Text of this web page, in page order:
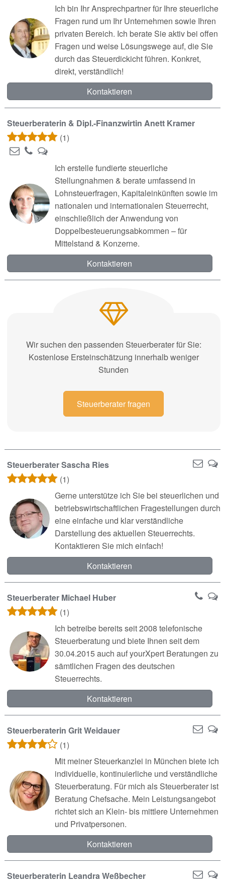
Ich bin Ihr Ansprechpartner für Ihre steuerliche
Fragen rund um Ihr Unternehmen sowie Ihren
privaten Bereich. Ich berate Sie aktiv bei offen
Fragen und weise Lösungswege auf, die Sie
durch das Steuerdickicht führen. Konkret,
direkt, verständlich!
Kontaktieren
Steuerberaterin & Dipl.-Finanzwirtin Anett Kramer
(1)
Ich erstelle fundierte steuerliche
Stellungnahmen & berate umfassend in
Lohnsteuerfragen, Kapitaleinkünften sowie im
nationalen und internationalen Steuerrecht,
einschließlich der Anwendung von
Doppelbesteuerungsabkommen – für
Mittelstand & Konzerne.
Kontaktieren
Wir suchen den passenden Steuerberater für Sie:
Kostenlose Ersteinschätzung innerhalb weniger
Stunden
Steuerberater fragen
Steuerberater Sascha Ries
(1)
Gerne unterstütze ich Sie bei steuerlichen und
betriebswirtschaftlichen Fragestellungen durch
eine einfache und klar verständliche
Darstellung des aktuellen Steuerrechts.
Kontaktieren Sie mich einfach!
Kontaktieren
Steuerberater Michael Huber
(1)
Ich betreibe bereits seit 2008 telefonische
Steuerberatung und biete Ihnen seit dem
30.04.2015 auch auf yourXpert Beratungen zu
sämtlichen Fragen des deutschen
Steuerrechts.
Kontaktieren
Steuerberaterin Grit Weidauer
(1)
Mit meiner Steuerkanzlei in München biete ich
individuelle, kontinuierliche und verständliche
Steuerberatung. Für mich als Steuerberater ist
Beratung Chefsache. Mein Leistungsangebot
richtet sich an Klein- bis mittlere Unternehmen
und Privatpersonen.
Kontaktieren
Steuerberaterin Leandra Weßbecher